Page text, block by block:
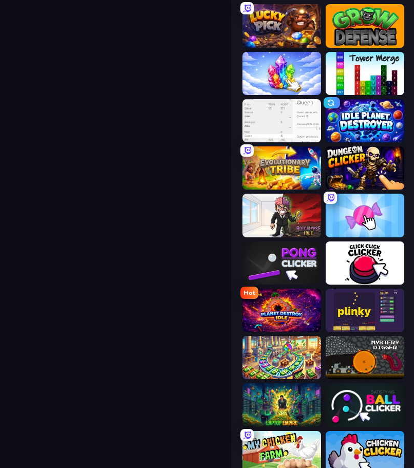
Lucky Pick Grow Defense
Crystalia Idle Clicker Tower Merge
Idle Ants Idle Planet Destroyer
Evolutionary Tribe Dungeon Clicker
Rotcalypse: Idle Incremental Candy Clicker 2
Pong Clicker Click Click Clicker
Hot
Planet Destroy Idle Plinky
Money Factory: Tycoon Idle Game Mystery Digger
Laptop Empire Satisfying Ball Clicker